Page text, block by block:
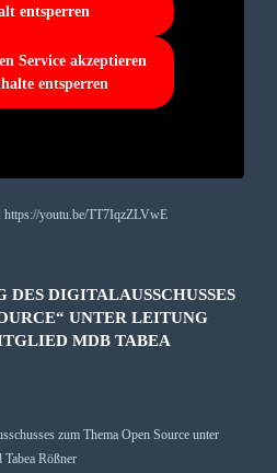
entsperren
Service akzeptieren
entsperren
DES DIGITALAUSSCHUSSES
UNTER LEITUNG
MDB TABEA